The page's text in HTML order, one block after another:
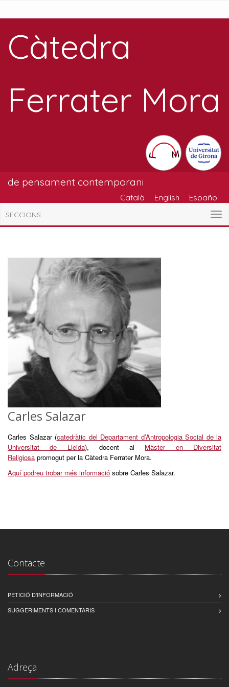
Càtedra
Ferrater Mora
de pensament contemporani
Català English Español
SECCIONS
Carles Salazar
Carles Salazar (catedràtic del Departament d’Antropologia Social de la
Universitat de Lleida), docent al Màster en Diversitat
Religiosa promogut per la Càtedra Ferrater Mora.
Aquí podreu trobar més informació sobre Carles Salazar.
Contacte
PETICIÓ D'INFORMACIÓ
SUGGERIMENTS I COMENTARIS
Adreça